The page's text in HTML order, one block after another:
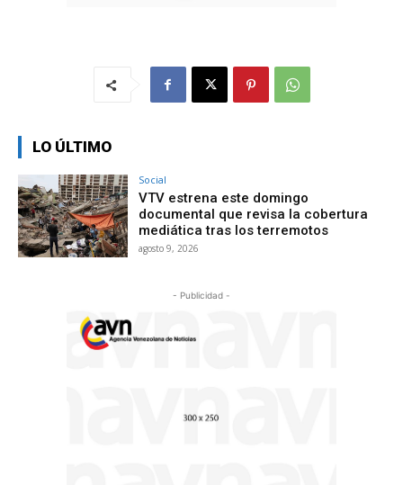
LO ÚLTIMO
Social
VTV estrena este domingo
documental que revisa la cobertura
mediática tras los terremotos
agosto 9, 2026
- Publicidad -